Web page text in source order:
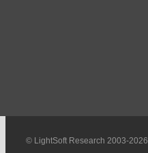
© LightSoft Research 2003-2026